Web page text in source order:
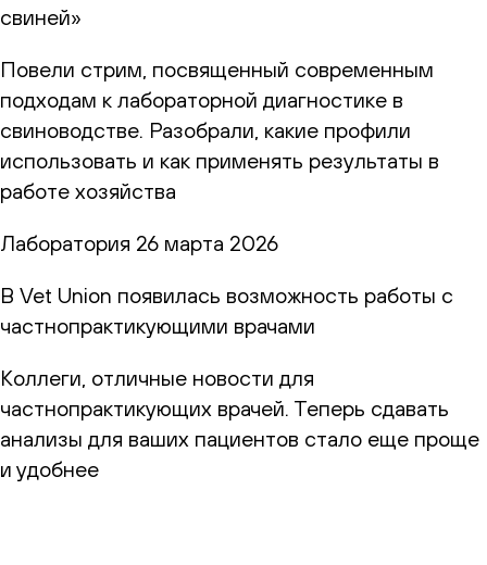
свиней»
Повели стрим, посвященный современным
подходам к лабораторной диагностике в
свиноводстве. Разобрали, какие профили
использовать и как применять результаты в
работе хозяйства
Лаборатория 26 марта 2026
В Vet Union появилась возможность работы с
частнопрактикующими врачами
Коллеги, отличные новости для
частнопрактикующих врачей. Теперь сдавать
анализы для ваших пациентов стало еще проще
и удобнее